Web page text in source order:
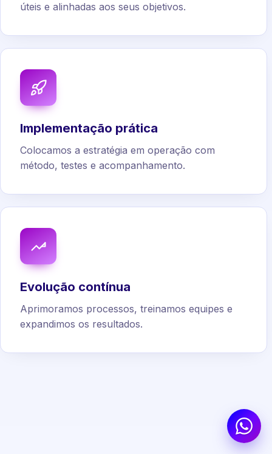
úteis e alinhadas aos seus objetivos.
Implementação prática
Colocamos a estratégia em operação com
método, testes e acompanhamento.
Evolução contínua
Aprimoramos processos, treinamos equipes e
expandimos os resultados.